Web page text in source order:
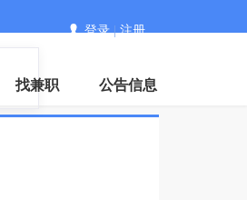
登录|注册
找兼职 公告信息